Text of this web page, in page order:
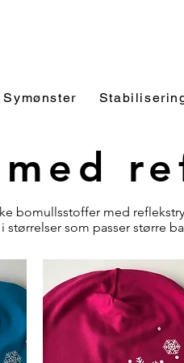
Symønster
bomullsstoffer med
størrelser som passer større